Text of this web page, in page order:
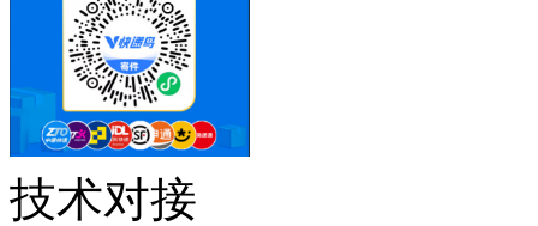
技术对接